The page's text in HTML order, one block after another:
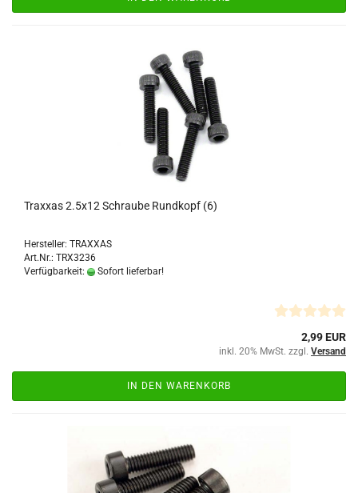
Traxxas 2.5x12 Schraube Rundkopf (6)
Hersteller: TRAXXAS
Art.Nr.: TRX3236
Verfügbarkeit:
Sofort lieferbar!
2,99 EUR
inkl. 20% MwSt. zzgl. Versand
IN DEN WARENKORB